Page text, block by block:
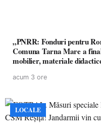
„PNRR: Fonduri pentru
Comuna Tarna Mare a
mobilier, materiale
acum 3 ore
LOCALE